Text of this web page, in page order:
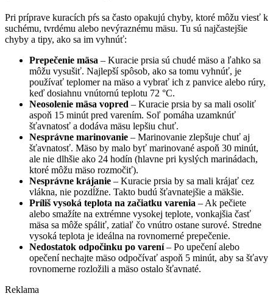
Pri príprave kuracích pŕs sa často opakujú chyby, ktoré môžu viesť k
suchému, tvrdému alebo nevýraznému mäsu. Tu sú najčastejšie
chyby a tipy, ako sa im vyhnúť:
Prepečenie mäsa – Kuracie prsia sú chudé mäso a ľahko sa
môžu vysušiť. Najlepší spôsob, ako sa tomu vyhnúť, je
používať teplomer na mäso a vybrať ich z panvice alebo rúry,
keď dosiahnu vnútornú teplotu 72 °C.
Neosolenie mäsa vopred – Kuracie prsia by sa mali osoliť
aspoň 15 minút pred varením. Soľ pomáha uzamknúť
šťavnatosť a dodáva mäsu lepšiu chuť.
Nesprávne marinovanie – Marinovanie zlepšuje chuť aj
šťavnatosť. Mäso by malo byť marinované aspoň 30 minút,
ale nie dlhšie ako 24 hodín (hlavne pri kyslých marinádach,
ktoré môžu mäso rozmočiť).
Nesprávne krájanie – Kuracie prsia by sa mali krájať cez
vlákna, nie pozdĺžne. Takto budú šťavnatejšie a mäkšie.
Príliš vysoká teplota na začiatku varenia – Ak pečiete
alebo smažíte na extrémne vysokej teplote, vonkajšia časť
mäsa sa môže spáliť, zatiaľ čo vnútro ostane surové. Stredne
vysoká teplota je ideálna na rovnomerné prepečenie.
Nedostatok odpočinku po varení– Po upečení alebo
opečení nechajte mäso odpočívať aspoň 5 minút, aby sa šťavy
rovnomerne rozložili a mäso ostalo šťavnaté.
Reklama